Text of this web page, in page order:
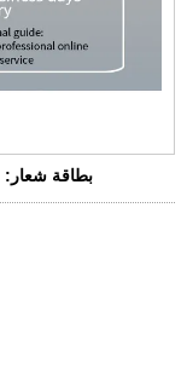
بطاقة شعار: